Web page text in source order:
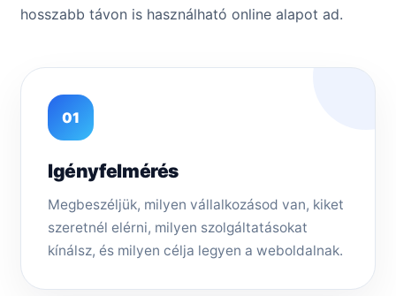
hosszabb távon is használható online alapot ad.
01
Igényfelmérés
Megbeszéljük, milyen vállalkozásod van, kiket
szeretnél elérni, milyen szolgáltatásokat
kínálsz, és milyen célja legyen a weboldalnak.